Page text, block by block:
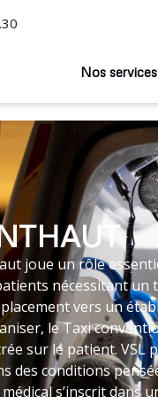
Nos services
joue un rôle
nécessitant un
vers un
le Taxi
sur le patient. VSL
des conditions
s’inscrit dans